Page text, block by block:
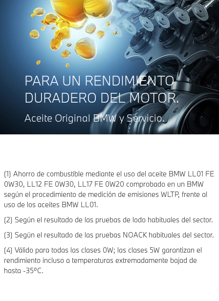
PARA UN RENDIMIENTO
DURADERO DEL MOTOR.
Aceite Original BMW y Servicio.
(1) Ahorro de combustible mediante el uso del aceite BMW LL01 FE
0W30, LL12 FE 0W30, LL17 FE 0W20 comprobado en un BMW
según el procedimiento de medición de emisiones WLTP, frente al
uso de los aceites BMW LL01.
(2) Según el resultado de las pruebas de lodo habituales del sector.
(3) Según el resultado de las pruebas NOACK habituales del sector.
(4) Válido para todas las clases 0W; las clases 5W garantizan el
rendimiento incluso a temperaturas extremadamente bajad de
hasta -35ºC.